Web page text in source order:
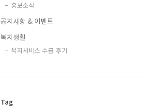
홍보소식
공지사항 & 이벤트
복지생활
복지서비스 수급 후기
Tag